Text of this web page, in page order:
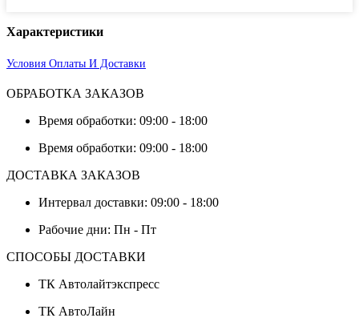
Характеристики
Условия Оплаты И Доставки
ОБРАБОТКА ЗАКАЗОВ
Время обработки: 09:00 - 18:00
Время обработки: 09:00 - 18:00
ДОСТАВКА ЗАКАЗОВ
Интервал доставки: 09:00 - 18:00
Рабочие дни: Пн - Пт
СПОСОБЫ ДОСТАВКИ
ТК Автолайтэкспресс
ТК АвтоЛайн